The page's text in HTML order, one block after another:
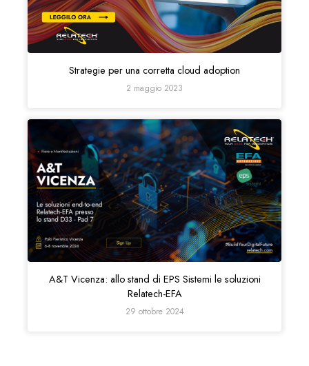
Strategie per una corretta cloud adoption
2 maggio 2023
A&T Vicenza: allo stand di EPS Sistemi le soluzioni
Relatech-EFA
29 ottobre 2024